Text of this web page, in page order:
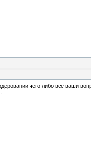
чего либо все ваши